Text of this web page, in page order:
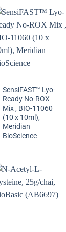
SensiFAST™ Lyo-
Ready No-ROX
Mix , BIO-11060
(10 x 10ml),
Meridian
BioScience